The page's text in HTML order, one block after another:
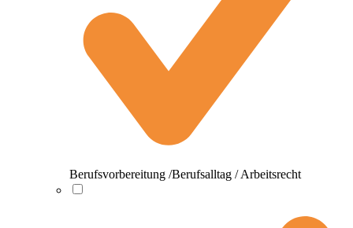
Berufsvorbereitung /Berufsalltag / Arbeitsrecht